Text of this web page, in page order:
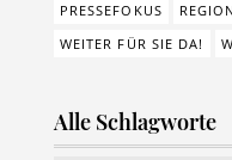
PRESSEFOKUS
WEITER FÜR SIE DA!
Alle Schlagworte